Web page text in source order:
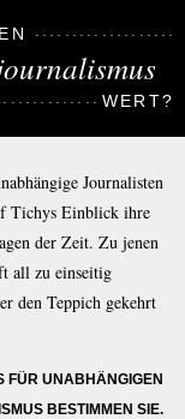
WERT?
Journalisten
Tichys Einblick ihre
der Zeit. Zu jenen
all zu einseitig
den Teppich gekehrt
FÜR UNABHÄNGIGEN
BESTIMMEN SIE.